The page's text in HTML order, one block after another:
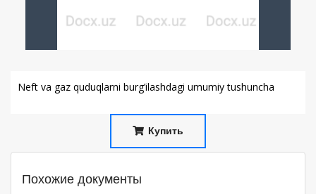
Neft va gaz quduqlarni burg’ilashdagi umumiy tushuncha
Купить
Похожие документы